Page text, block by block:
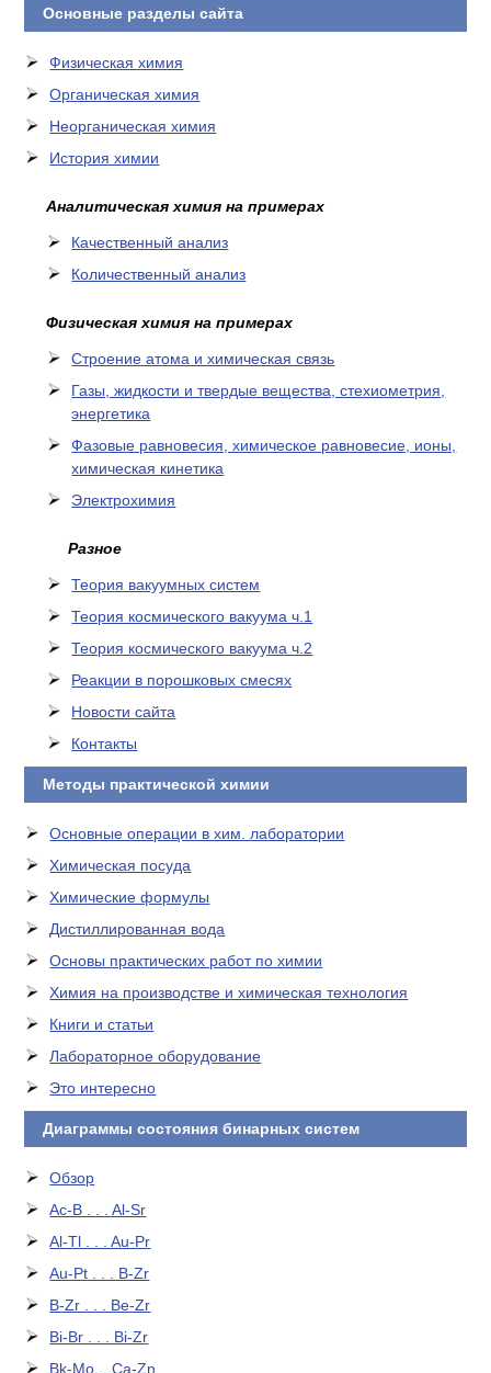
Основные разделы сайта
Физическая химия
Органическая химия
Неорганическая химия
История химии
Аналитическая химия на примерах
Качественный анализ
Количественный анализ
Физическая химия на примерах
Cтроение атома и химическая связь
Газы, жидкости и твердые вещества, стехиометрия,
энергетика
Фазовые равновесия, химическое равновесие, ионы,
химическая кинетика
Электрохимия
Разное
Теория вакуумных систем
Теория космического вакуума ч.1
Теория космического вакуума ч.2
Реакции в порошковых смесях
Новости сайта
Контакты
Методы практической химии
Основные операции в хим. лаборатории
Химическая посуда
Химические формулы
Дистиллированная вода
Основы практических работ по химии
Химия на производстве и химическая технология
Книги и статьи
Лабораторное оборудование
Это интересно
Диаграммы состояния бинарных систем
Обзор
Ac-B . . . Al-Sr
Al-Tl . . . Au-Pr
Au-Pt . . . B-Zr
B-Zr . . . Be-Zr
Bi-Br . . . Bi-Zr
Bk-Mo . .Ca-Zn